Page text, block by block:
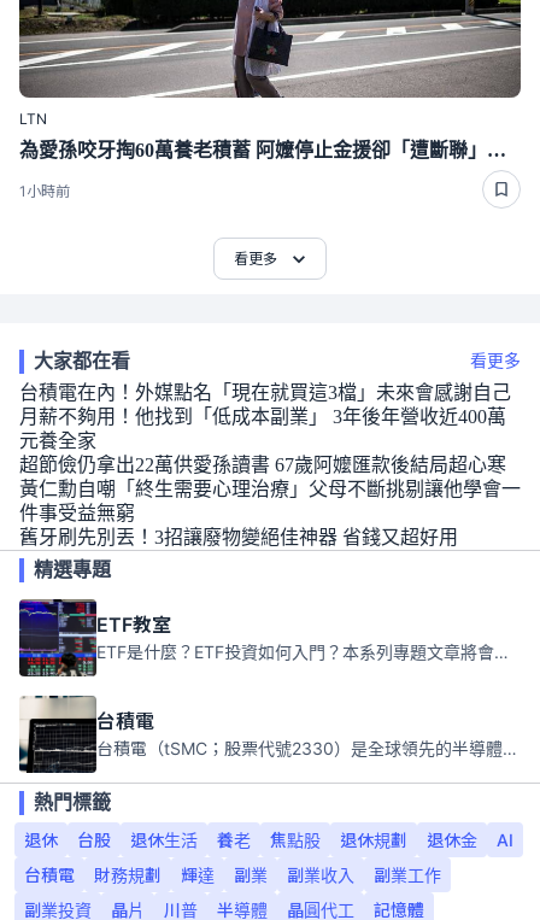
LTN
為愛孫咬牙掏60萬養老積蓄 阿嬤停止金援卻「遭斷聯」下場好心酸
1小時前
看更多
大家都在看 看更多
台積電在內！外媒點名「現在就買這3檔」未來會感謝自己
月薪不夠用！他找到「低成本副業」 3年後年營收近400萬
元養全家
超節儉仍拿出22萬供愛孫讀書 67歲阿嬤匯款後結局超心寒
黃仁勳自嘲「終生需要心理治療」父母不斷挑剔讓他學會一
件事受益無窮
舊牙刷先別丟！3招讓廢物變絕佳神器 省錢又超好用
精選專題
ETF教室
ETF是什麼？ETF投資如何入門？本系列專題文章將會告訴你新手必須知道的ETF基礎知識。
台積電
台積電（tSMC；股票代號2330）是全球領先的半導體代工公司，成立於1987年，總部位於台灣新竹。且已於美國、日本、德國及中國設廠，台積電是全球首家專業積體電路製造服務公司，也是全球最先進和最大規模的半導體代工廠。
熱門標籤
退休
台股 退休生活 養老 焦點股 退休規劃 退休金
AI
台積電
財務規劃 輝達 副業 副業收入
副業工作
副業投資
晶片 川普 半導體 晶圓代工 記憶體